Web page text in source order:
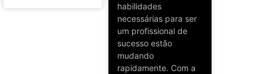
habilidades
necessárias para ser
um profissional de
sucesso estão
mudando
rapidamente. Com a